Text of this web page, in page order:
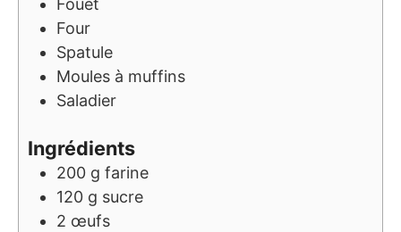
Fouet
Four
Spatule
Moules à muffins
Saladier
Ingrédients
200 g farine
120 g sucre
2 œufs